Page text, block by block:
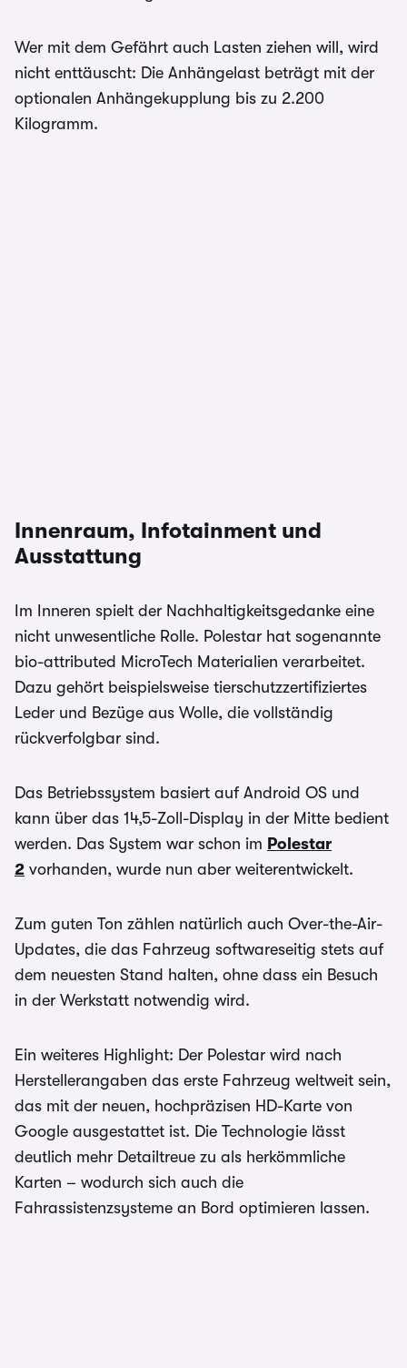
Wer mit dem Gefährt auch Lasten ziehen will, wird
nicht enttäuscht: Die Anhängelast beträgt mit der
optionalen Anhängekupplung bis zu 2.200
Kilogramm.
Innenraum, Infotainment und
Ausstattung
Im Inneren spielt der Nachhaltigkeitsgedanke eine
nicht unwesentliche Rolle. Polestar hat sogenannte
bio-attributed MicroTech Materialien verarbeitet.
Dazu gehört beispielsweise tierschutzzertifiziertes
Leder und Bezüge aus Wolle, die vollständig
rückverfolgbar sind.
Das Betriebssystem basiert auf Android OS und
kann über das 14,5-Zoll-Display in der Mitte bedient
werden. Das System war schon im Polestar
2 vorhanden, wurde nun aber weiterentwickelt.
Zum guten Ton zählen natürlich auch Over-the-Air-
Updates, die das Fahrzeug softwareseitig stets auf
dem neuesten Stand halten, ohne dass ein Besuch
in der Werkstatt notwendig wird.
Ein weiteres Highlight: Der Polestar wird nach
Herstellerangaben das erste Fahrzeug weltweit sein,
das mit der neuen, hochpräzisen HD-Karte von
Google ausgestattet ist. Die Technologie lässt
deutlich mehr Detailtreue zu als herkömmliche
Karten – wodurch sich auch die
Fahrassistenzsysteme an Bord optimieren lassen.